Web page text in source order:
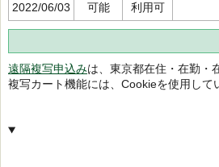
2022/06/03 可能 利用可
遠隔複写申込みは、東京都在住・在勤・
複写カート機能には、Cookieを使用し